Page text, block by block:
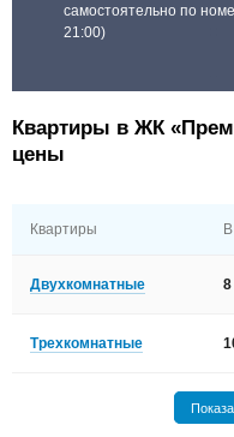
самостоятельно по
21:00)
Квартиры в ЖК
цены
Квартиры
Двухкомнатные 8
Трехкомнатные